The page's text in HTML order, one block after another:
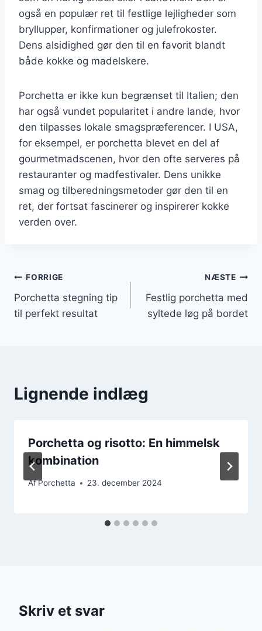
også en populær ret til festlige lejligheder som
bryllupper, konfirmationer og julefrokoster.
Dens alsidighed gør den til en favorit blandt
både kokke og madelskere.
Porchetta er ikke kun begrænset til Italien; den
har også vundet popularitet i andre lande, hvor
den tilpasses lokale smagspræferencer. I USA,
for eksempel, er porchetta blevet en del af
gourmetmadscenen, hvor den ofte serveres på
restauranter og madfestivaler. Dens unikke
smag og tilberedningsmetoder gør den til en
ret, der fortsat fascinerer og inspirerer kokke
verden over.
Indlægsnavigation
FORRIGE
Porchetta stegning tip
til perfekt resultat
NÆSTE
Festlig porchetta med
syltede løg på bordet
Lignende indlæg
Porchetta og risotto: En himmelsk
kombination
AfPorchetta 23. december 2024
Skriv et svar